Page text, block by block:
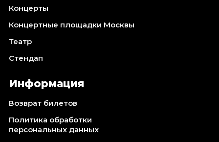
События
Август 2026
Ноябрь 2026
Январь 2027
Площадки
Концерты
Концертные площадки Москвы
Театр
Стендап
Информация
Возврат билетов
Политика обработки
персональных данных